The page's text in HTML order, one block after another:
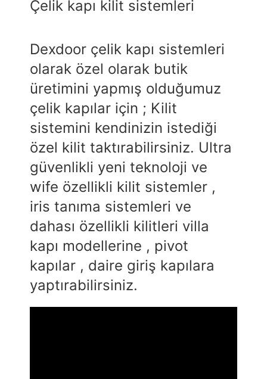
Çelik kapı kilit sistemleri
Dexdoor çelik kapı sistemleri
olarak özel olarak butik
üretimini yapmış olduğumuz
çelik kapılar için ; Kilit
sistemini kendinizin istediği
özel kilit taktırabilirsiniz. Ultra
güvenlikli yeni teknoloji ve
wife özellikli kilit sistemler ,
iris tanıma sistemleri ve
dahası özellikli kilitleri villa
kapı modellerine , pivot
kapılar , daire giriş kapılara
yaptırabilirsiniz.